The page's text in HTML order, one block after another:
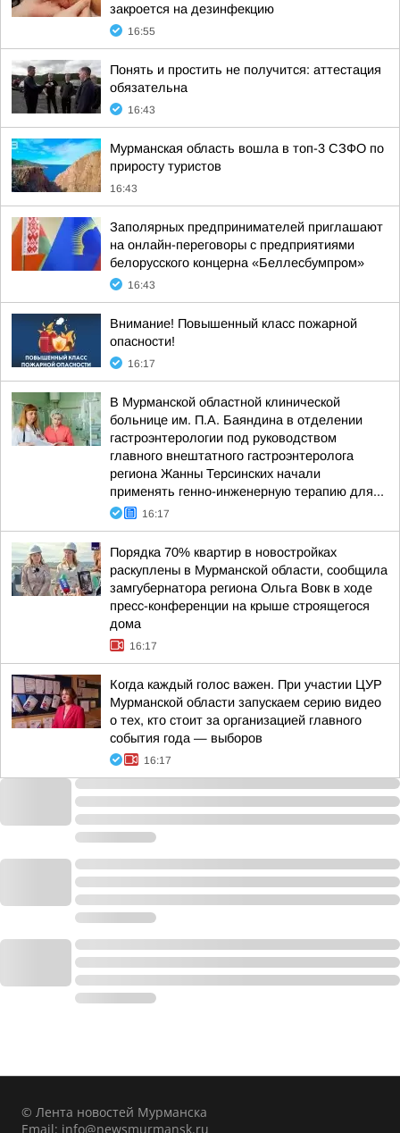
закроется на дезинфекцию
16:55
Понять и простить не получится: аттестация
обязательна
16:43
Мурманская область вошла в топ-3 СЗФО по
приросту туристов
16:43
Заполярных предпринимателей приглашают
на онлайн-переговоры с предприятиями
белорусского концерна «Беллесбумпром»
16:43
Внимание! Повышенный класс пожарной
опасности!
16:17
В Мурманской областной клинической
больнице им. П.А. Баяндина в отделении
гастроэнтерологии под руководством
главного внештатного гастроэнтеролога
региона Жанны Терсинских начали
применять генно-инженерную терапию для...
16:17
Порядка 70% квартир в новостройках
раскуплены в Мурманской области, сообщила
замгубернатора региона Ольга Вовк в ходе
пресс-конференции на крыше строящегося
дома
16:17
Когда каждый голос важен. При участии ЦУР
Мурманской области запускаем серию видео
о тех, кто стоит за организацией главного
события года — выборов
16:17
© Лента новостей Мурманска
Email: info@newsmurmansk.ru